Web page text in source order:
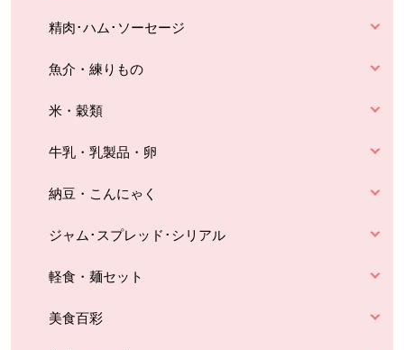
精肉･ハム･ソーセージ
魚介・練りもの
米・穀類
牛乳・乳製品・卵
納豆・こんにゃく
ジャム･スプレッド･シリアル
軽食・麺セット
美食百彩